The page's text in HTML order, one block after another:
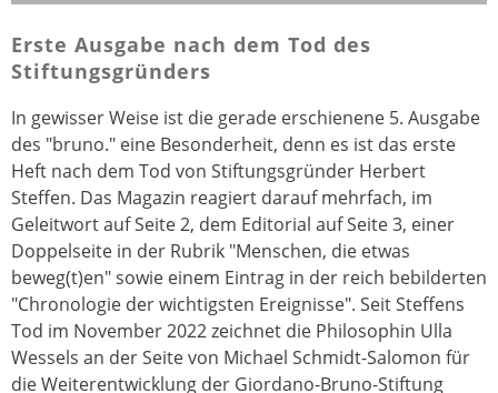
Erste Ausgabe nach dem Tod des
Stiftungsgründers
In gewisser Weise ist die gerade erschienene 5. Ausgabe
des "bruno." eine Besonderheit, denn es ist das erste
Heft nach dem Tod von Stiftungsgründer Herbert
Steffen. Das Magazin reagiert darauf mehrfach, im
Geleitwort auf Seite 2, dem Editorial auf Seite 3, einer
Doppelseite in der Rubrik "Menschen, die etwas
beweg(t)en" sowie einem Eintrag in der reich bebilderten
"Chronologie der wichtigsten Ereignisse". Seit Steffens
Tod im November 2022 zeichnet die Philosophin Ulla
Wessels an der Seite von Michael Schmidt-Salomon für
die Weiterentwicklung der Giordano-Bruno-Stiftung